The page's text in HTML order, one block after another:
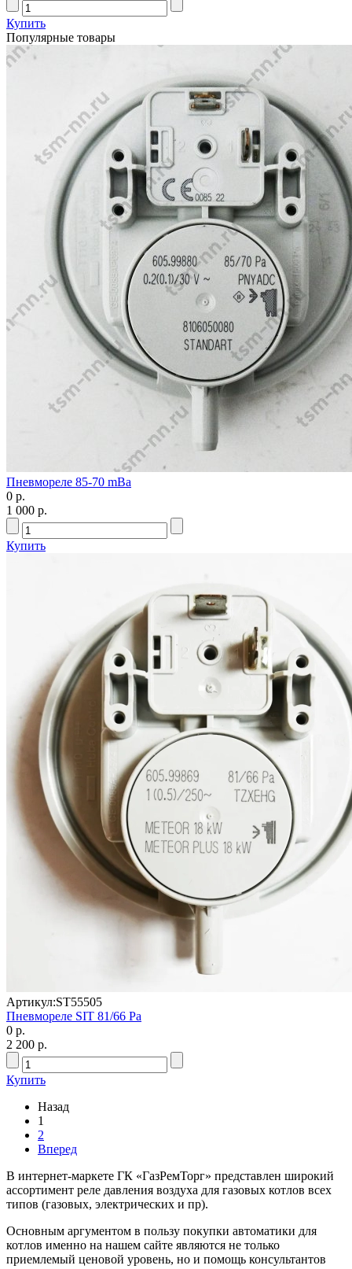
Купить
Популярные товары
Пневмореле 85-70 mBa
0 р.
1 000 р.
Купить
Артикул:ST55505
Пневмореле SIT 81/66 Ра
0 р.
2 200 р.
Купить
Назад
1
2
Вперед
В интернет-маркете ГК «ГазРемТорг» представлен широкий
ассортимент реле давления воздуха для газовых котлов всех
типов (газовых, электрических и пр).
Основным аргументом в пользу покупки автоматики для
котлов именно на нашем сайте являются не только
приемлемый ценовой уровень, но и помощь консультантов